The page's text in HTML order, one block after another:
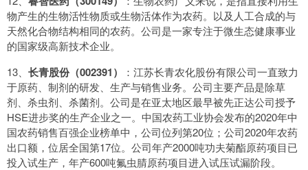
物产生的生物活性物质或生物活体作为农药。以及人工合成的与
天然化合物结构相同的农药。公司是一家专注于微生态健康事业
的国家级高新技术企业。
13、 长青股份（002391）
：江苏长青农化股份有限公司一直致力
于原药、制剂的研发、生产与销售业务。公司主要产品是除草
剂、杀虫剂、杀菌剂。公司是在亚太地区最早被先正达公司授予
HSE进步奖的生产企业之一。中国农药工业协会发布的2020年中
国农药销售百强企业榜单中，公司位列第20位；公司2020年农药
出口额，位居全国第17位。公司年产2000吨功夫菊酯原药项目已
投入试生产，年产600吨氟虫腈原药项目进入试压试漏阶段。